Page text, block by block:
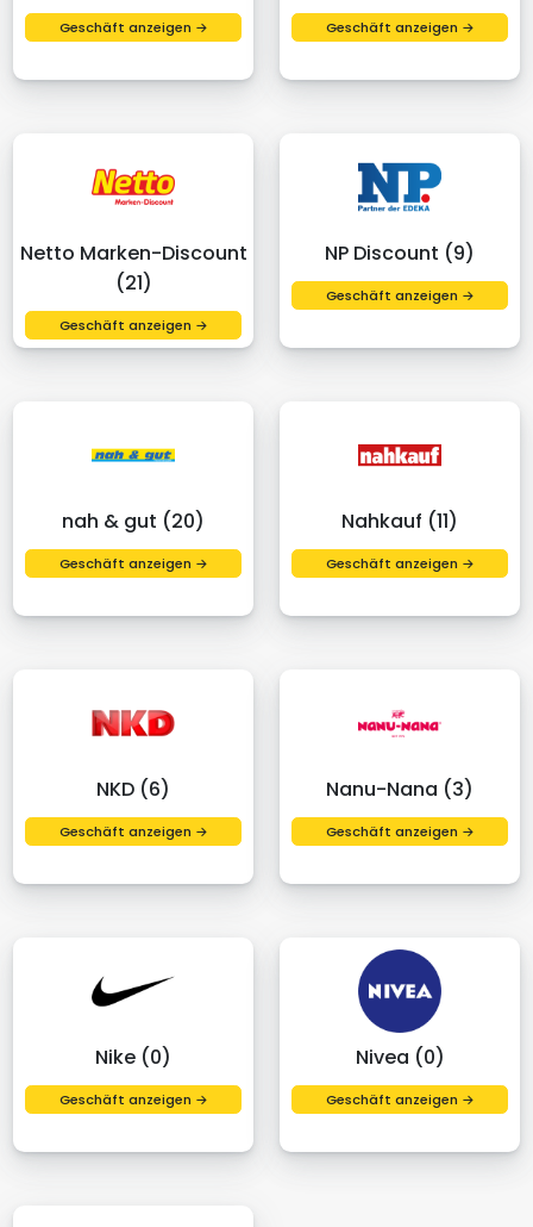
Geschäft anzeigen → Geschäft anzeigen →
Netto Marken-Discount
(21)
Geschäft anzeigen →
NP Discount (9)
Geschäft anzeigen →
nah & gut (20)
Geschäft anzeigen →
Nahkauf (11)
Geschäft anzeigen →
NKD (6)
Geschäft anzeigen →
Nanu-Nana (3)
Geschäft anzeigen →
Nike (0)
Geschäft anzeigen →
Nivea (0)
Geschäft anzeigen →